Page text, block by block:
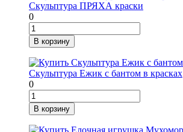
Скульптура ПРЯХА краски
0
В корзину
Скульптура Ежик с бантом в красках
0
В корзину